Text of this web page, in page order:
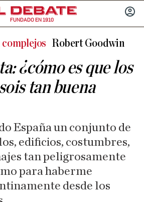
FUNDADO EN 1910
Robert Goodwin
¿cómo es que los
tan buena
España un conjunto de
edificios, costumbres,
tan peligrosamente
para haberme
desde los